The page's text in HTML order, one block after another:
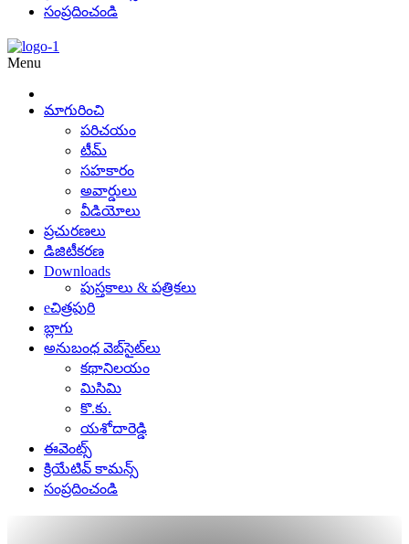
సంప్రదించండి
Menu
మాగురించి
పరిచయం
టీమ్
సహకారం
అవార్డులు
వీడియోలు
ప్రచురణలు
డిజిటీకరణ
Downloads
పుస్తకాలు & పత్రికలు
eచిత్రపురి
బ్లాగు
అనుబంధ వెబ్‌సైట్‌లు
కథానిలయం
మిసిమి
కొ.కు.
యశోదారెడ్డి
ఈవెంట్స్
క్రియేటివ్ కామన్స్
సంప్రదించండి